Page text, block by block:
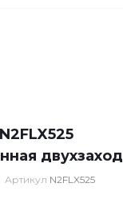
Артикул N2FLX525